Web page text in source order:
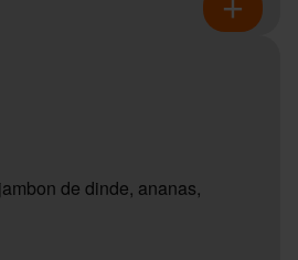
de dinde, ananas,